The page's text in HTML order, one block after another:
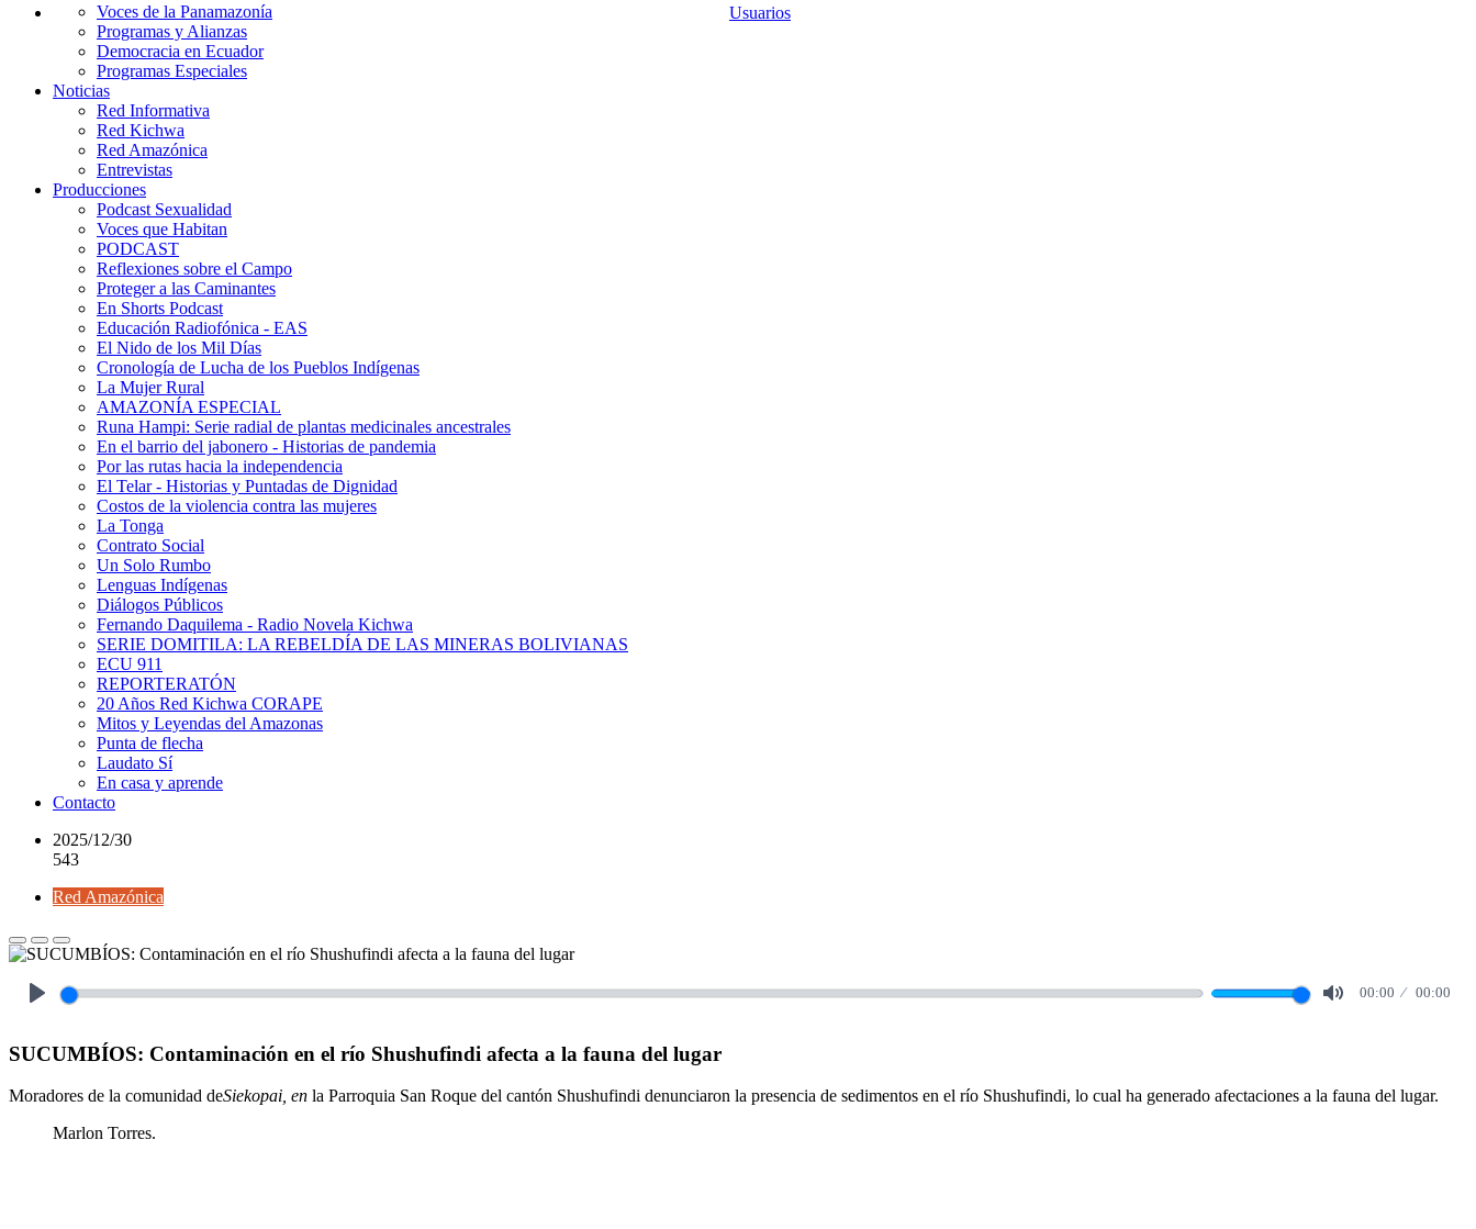
Usuarios
Voces de la Panamazonía
Programas y Alianzas
Democracia en Ecuador
Programas Especiales
Noticias
Red Informativa
Red Kichwa
Red Amazónica
Entrevistas
Producciones
Podcast Sexualidad
Voces que Habitan
PODCAST
Reflexiones sobre el Campo
Proteger a las Caminantes
En Shorts Podcast
Educación Radiofónica - EAS
El Nido de los Mil Días
Cronología de Lucha de los Pueblos Indígenas
La Mujer Rural
AMAZONÍA ESPECIAL
Runa Hampi: Serie radial de plantas medicinales ancestrales
En el barrio del jabonero - Historias de pandemia
Por las rutas hacia la independencia
El Telar - Historias y Puntadas de Dignidad
Costos de la violencia contra las mujeres
La Tonga
Contrato Social
Un Solo Rumbo
Lenguas Indígenas
Diálogos Públicos
Fernando Daquilema - Radio Novela Kichwa
SERIE DOMITILA: LA REBELDÍA DE LAS MINERAS BOLIVIANAS
ECU 911
REPORTERATÓN
20 Años Red Kichwa CORAPE
Mitos y Leyendas del Amazonas
Punta de flecha
Laudato Sí
En casa y aprende
Contacto
2025/12/30
543
Red Amazónica
00:00 00:00
SUCUMBÍOS: Contaminación en el río Shushufindi afecta a la fauna del lugar
Moradores de la comunidad deSiekopai, en la Parroquia San Roque del cantón Shushufindi denunciaron la presencia de sedimentos en el río Shushufindi, lo cual ha generado afectaciones a la fauna del lugar.
Marlon Torres.